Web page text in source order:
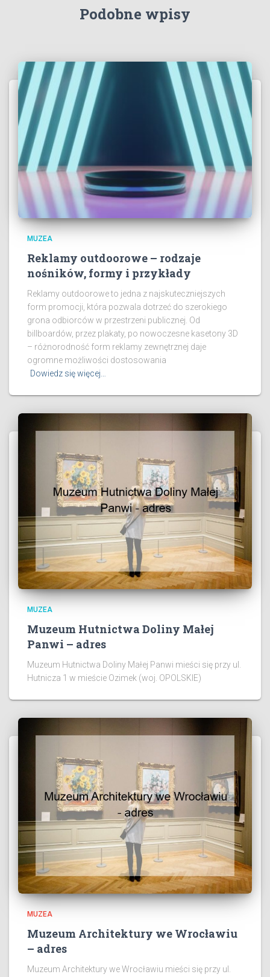
Podobne wpisy
MUZEA
Reklamy outdoorowe – rodzaje
nośników, formy i przykłady
Reklamy outdoorowe to jedna z najskuteczniejszych
form promocji, która pozwala dotrzeć do szerokiego
grona odbiorców w przestrzeni publicznej. Od
billboardów, przez plakaty, po nowoczesne kasetony 3D
– różnorodność form reklamy zewnętrznej daje
ogromne możliwości dostosowania
Dowiedz się więcej…
MUZEA
Muzeum Hutnictwa Doliny Małej
Panwi – adres
Muzeum Hutnictwa Doliny Małej Panwi mieści się przy ul.
Hutnicza 1 w mieście Ozimek (woj. OPOLSKIE)
MUZEA
Muzeum Architektury we Wrocławiu
– adres
Muzeum Architektury we Wrocławiu mieści się przy ul.